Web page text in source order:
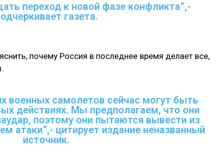
переход к новой фазе конфликта”,-
газета.
почему Россия в последнее время делает все,
военных самолетов сейчас могут быть
действиях. Мы предполагаем, что они
поэтому они пытаются вывести из
атаки”,- цитирует издание неназванный
источник.